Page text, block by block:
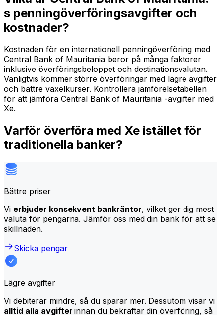
s penningöverföringsavgifter och
kostnader?
Kostnaden för en internationell penningöverföring med
Central Bank of Mauritania beror på många faktorer
inklusive överföringsbeloppet och destinationsvalutan.
Vanligtvis kommer större överföringar med lägre avgifter
och bättre växelkurser. Kontrollera jämförelsetabellen
för att jämföra Central Bank of Mauritania -avgifter med
Xe.
Varför överföra med Xe istället för
traditionella banker?
Bättre priser
Vi erbjuder konsekvent bankräntor, vilket ger dig mest
valuta för pengarna. Jämför oss med din bank för att se
skillnaden.
Skicka pengar
Lägre avgifter
Vi debiterar mindre, så du sparar mer. Dessutom visar vi
alltid alla avgifter innan du bekräftar din överföring, så